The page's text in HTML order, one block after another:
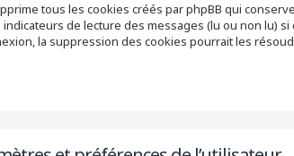
tous les cookies créés par phpBB qui
de lecture des messages (lu ou non lu)
la suppression des cookies pourrait les